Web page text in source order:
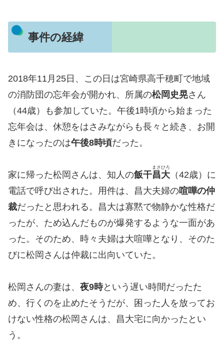
事件の経緯
2018年11月25日、この日は宮崎県高千穂町で地域
の消防団の忘年会が開かれ、所属の松岡史晃さん
（44歳）も参加していた。午後1時頃から始まった
忘年会は、休憩をはさみながらも長々と続き、お開
きになったのは午後8時頃だった。
家に帰った松岡さんは、知人の飯干昌大
まさひろ
（42歳）に
電話で呼び出された。用件は、昌大夫婦の喧嘩の仲
裁だったと思われる。昌大は寡黙で物静かな性格だ
ったが、ため込んだものが爆発するような一面があ
った。そのため、時々夫婦は大喧嘩となり、そのた
びに松岡さんは仲裁に出向いていた。
松岡さんの妻は、 夜9時という遅い時間だったた
め、行くのを止めたそうだが、困った人を放ってお
けない性格の松岡さんは、昌大宅に向かったとい
う。